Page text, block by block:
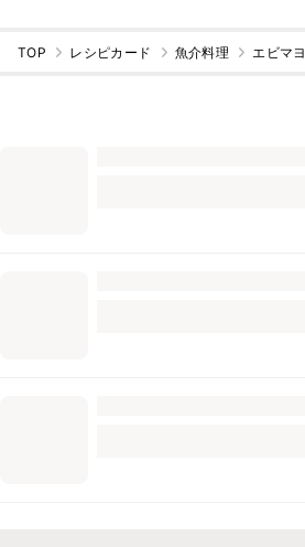
TOP レシピカード 魚介料理 エビマヨ